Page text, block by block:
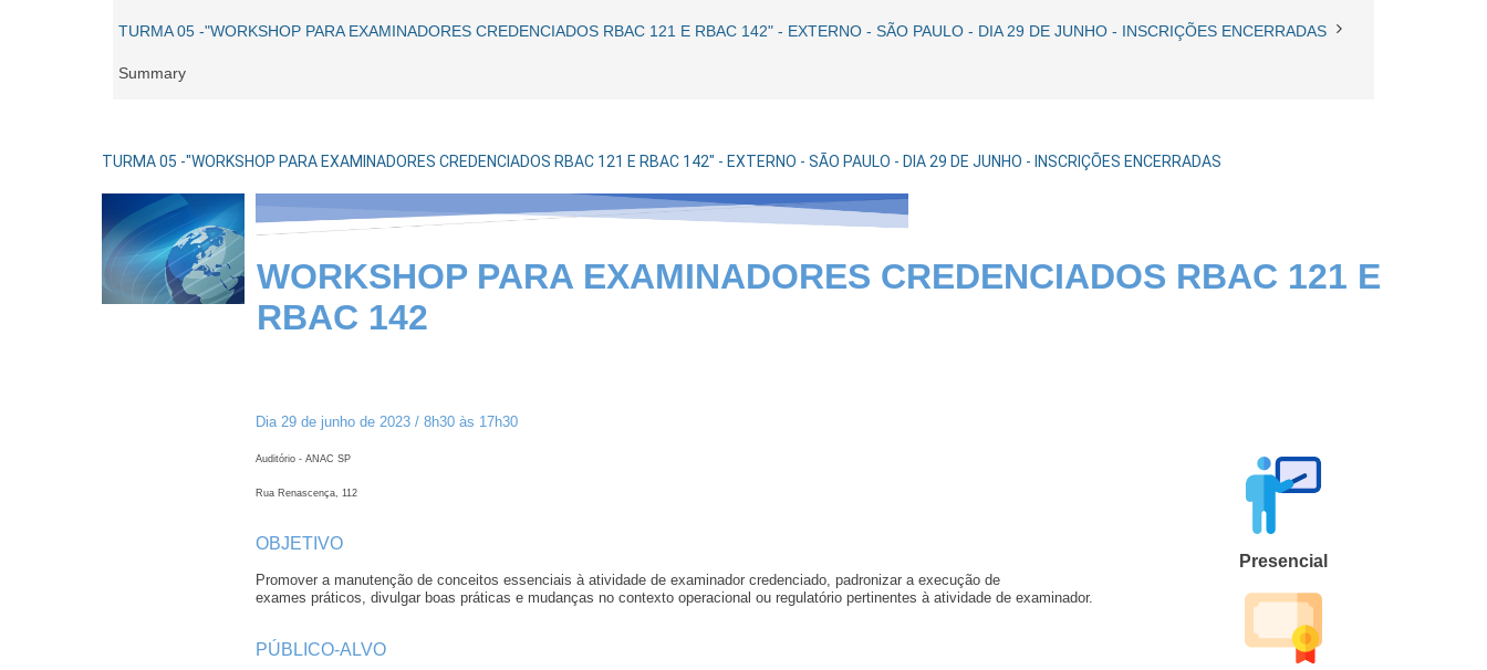
TURMA 05 -"WORKSHOP PARA EXAMINADORES CREDENCIADOS RBAC 121 E RBAC 142" - EXTERNO - SÃO PAULO - DIA 29 DE JUNHO - INSCRIÇÕES ENCERRADAS
Summary
TURMA 05 -"WORKSHOP PARA EXAMINADORES CREDENCIADOS RBAC 121 E RBAC 142" - EXTERNO - SÃO PAULO - DIA 29 DE JUNHO - INSCRIÇÕES ENCERRADAS
WORKSHOP PARA EXAMINADORES CREDENCIADOS RBAC 121 E
RBAC 142
Dia 29 de junho de 2023 / 8h30 às 17h30
Auditório - ANAC SP
Rua Renascença, 112
OBJETIVO
Promover a manutenção de conceitos essenciais à atividade de examinador credenciado, padronizar a execução de
exames práticos, divulgar boas práticas e mudanças no contexto operacional ou regulatório pertinentes à atividade de examinador.
PÚBLICO-ALVO
Presencial